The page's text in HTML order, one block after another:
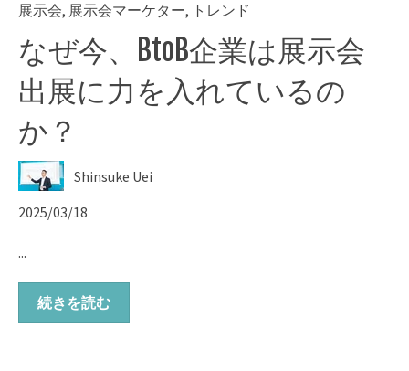
展示会, 展示会マーケター, トレンド
なぜ今、BtoB企業は展示会
出展に力を入れているの
か？
Shinsuke Uei
2025/03/18
...
続きを読む